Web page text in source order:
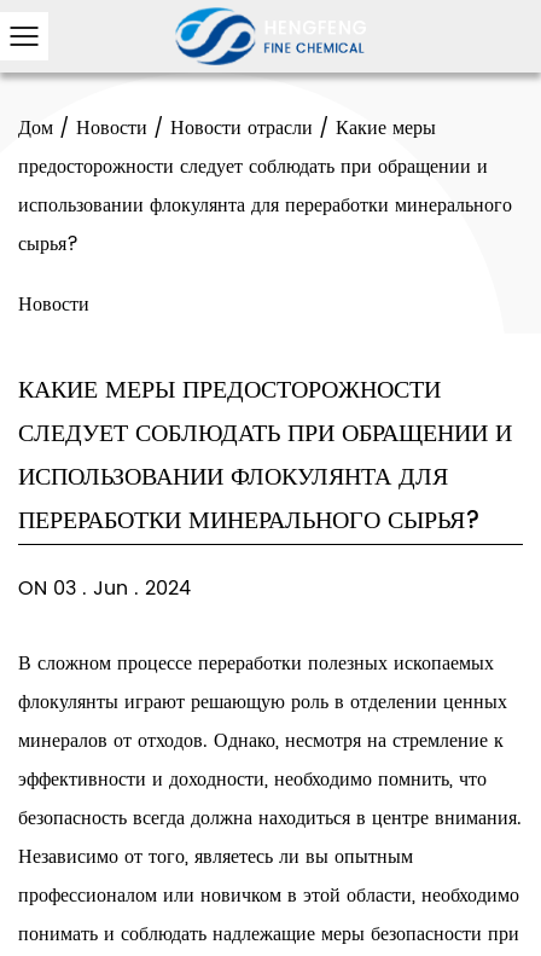
Дом / Новости / Новости отрасли / Какие меры
предосторожности следует соблюдать при обращении и
использовании флокулянта для переработки минерального
сырья?
Новости
КАКИЕ МЕРЫ ПРЕДОСТОРОЖНОСТИ
СЛЕДУЕТ СОБЛЮДАТЬ ПРИ ОБРАЩЕНИИ И
ИСПОЛЬЗОВАНИИ ФЛОКУЛЯНТА ДЛЯ
ПЕРЕРАБОТКИ МИНЕРАЛЬНОГО СЫРЬЯ?
ON 03 . Jun . 2024
В сложном процессе переработки полезных ископаемых
флокулянты играют решающую роль в отделении ценных
минералов от отходов. Однако, несмотря на стремление к
эффективности и доходности, необходимо помнить, что
безопасность всегда должна находиться в центре внимания.
Независимо от того, являетесь ли вы опытным
профессионалом или новичком в этой области, необходимо
понимать и соблюдать надлежащие меры безопасности при